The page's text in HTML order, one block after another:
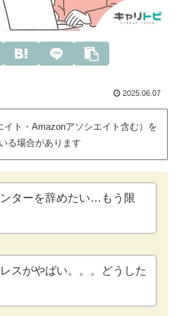
2025.06.07
イト・Amazonアソシエイト含む）を
る場合があります
ターを辞めたい…もう限
スがやばい。。。どうした